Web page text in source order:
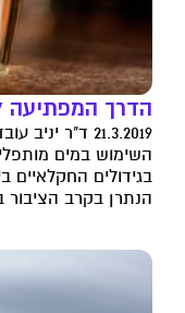
הדרך המפתיעה
21.3.2019 ד"ר יניב עובדיה
השימוש במים
בגידולים החקלאיים
הנתרן בקרב הציבור